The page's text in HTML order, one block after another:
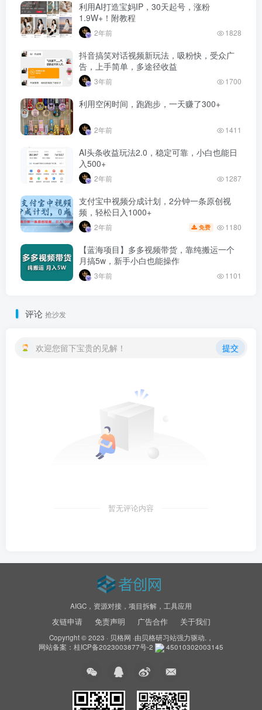
利用AI打造宝妈IP，30天起号，涨粉
1.9W+！附教程
2年前 1828
抖音搞笑对话视频新玩法，吸粉快，受众广
告，上手简单，多途径收益
3年前 1700
利用空闲时间，跑跑步，一天赚了300+
2年前 1411
AI头条收益玩法2.0，稳定可靠，小白也能日
入500+
2年前 1287
支付宝中视频分成计划，2分钟一条原创视
频，轻松日入1000+
2年前 免费 1180
【蓝海项目】多多视频带货，靠纯搬运一个
月搞5w，新手小白也能操作
3年前 1101
评论 抢沙发
欢迎您留下宝贵的见解！ 提交
暂无评论内容
AIGC，资源对接，项目拆解，工具应用
友链申请 免责声明 广告合作 关于我们
Copyright © 2023 · 贝格网 ·由贝格研习站强力驱动.，
网站备案： 桂ICP备2023003877号-2 45010302003145